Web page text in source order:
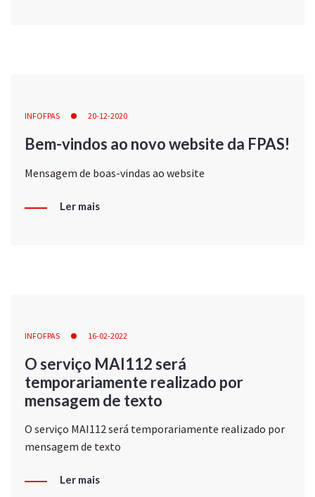
INFOFPAS 20-12-2020
Bem-vindos ao novo website da FPAS!
Mensagem de boas-vindas ao website
Ler mais
INFOFPAS 16-02-2022
O serviço MAI112 será
temporariamente realizado por
mensagem de texto
O serviço MAI112 será temporariamente realizado por
mensagem de texto
Ler mais